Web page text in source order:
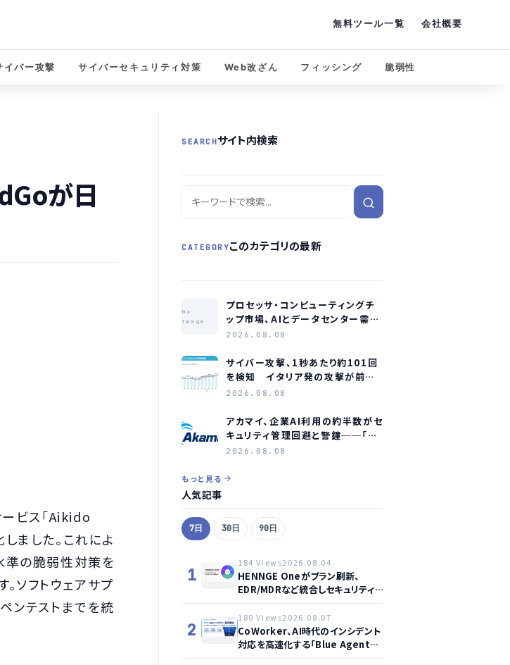
無料ツール一覧 会社概要
イバー攻撃 サイバーセキュリティ対策 Web改ざん フィッシング 脆弱性
が日
ビス「Aikido
ました。これによ
準の脆弱性対策を
ソフトウェアサプ
ンテストまでを統
SEARCHサイト内検索
CATEGORYこのカテゴリの最新
No
Image
プロセッサ・コンピューティングチ
ップ市場、AIとデータセンター需要
に牽引され2035年に約1.1兆ドル
2026.08.08
サイバー攻撃、1秒あたり約101回
を検知 イタリア発の攻撃が前年
同期比約75倍に急増
2026.08.08
アカマイ、企業AI利用の約半数がセ
キュリティ管理回避と警鐘──「シ
ャドーAI」が新たな脅威に
2026.08.08
もっと見る
人気記事
7日 30日 90日
1
184 Views2026.08.04
HENNGE Oneがプラン刷新、
EDR/MDRなど統合しセキュリティ
強化へ
2
180 Views2026.08.07
CoWorker、AI時代のインシデント
対応を高速化する「Blue Agent
CoWork」を提供開始